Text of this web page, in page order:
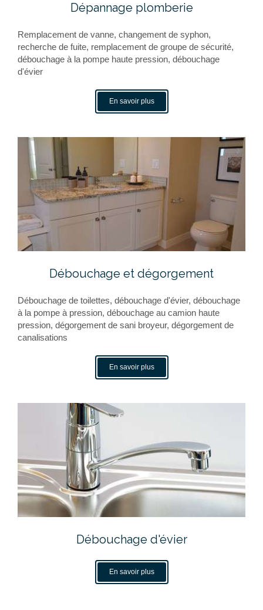
Dépannage plomberie
Remplacement de vanne, changement de syphon,
recherche de fuite, remplacement de groupe de sécurité,
débouchage à la pompe haute pression, débouchage
d'évier
En savoir plus
Débouchage et dégorgement
Débouchage de toilettes, débouchage d'évier, débouchage
à la pompe à pression, débouchage au camion haute
pression, dégorgement de sani broyeur, dégorgement de
canalisations
En savoir plus
Débouchage d'évier
En savoir plus